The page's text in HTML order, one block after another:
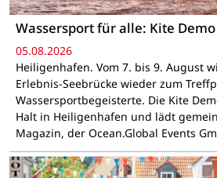
Wassersport für alle: Kite
05.08.2026
Heiligenhafen. Vom 7. bis 9. August
Erlebnis-Seebrücke wieder zum
Wassersportbegeisterte. Die Kite
Halt in Heiligenhafen und lädt
Magazin, der Ocean.Global Events